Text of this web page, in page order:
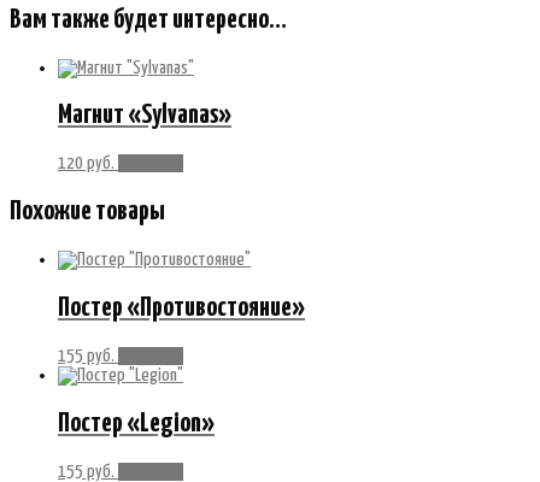
Вам также будет интересно…
Магнит «Sylvanas»
120 руб.
Похожие товары
Постер «Противостояние»
155 руб.
Постер «Legion»
155 руб.